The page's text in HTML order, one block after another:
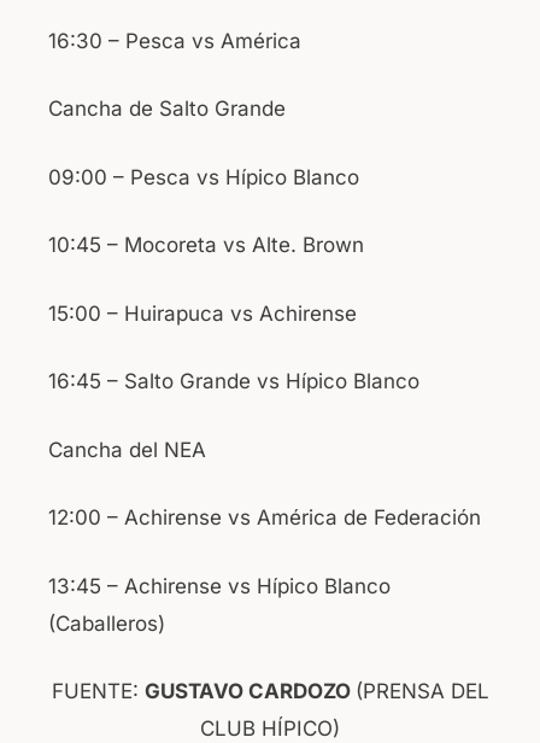
16:30 – Pesca vs América
Cancha de Salto Grande
09:00 – Pesca vs Hípico Blanco
10:45 – Mocoreta vs Alte. Brown
15:00 – Huirapuca vs Achirense
16:45 – Salto Grande vs Hípico Blanco
Cancha del NEA
12:00 – Achirense vs América de Federación
13:45 – Achirense vs Hípico Blanco
(Caballeros)
FUENTE: GUSTAVO CARDOZO (PRENSA DEL
CLUB HÍPICO)